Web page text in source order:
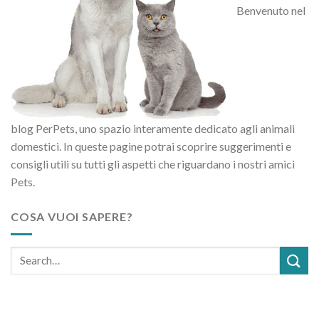
Benvenuto nel
blog PerPets, uno spazio interamente dedicato agli animali
domestici. In queste pagine potrai scoprire suggerimenti e
consigli utili su tutti gli aspetti che riguardano i nostri amici
Pets.
COSA VUOI SAPERE?